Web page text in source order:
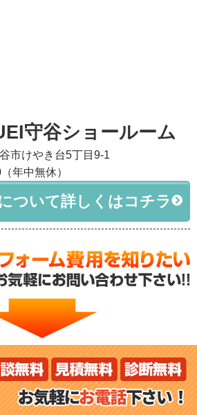
守谷ショールーム
市けやき台5丁目9-1
年中無休）
ついて詳しくはコチラ